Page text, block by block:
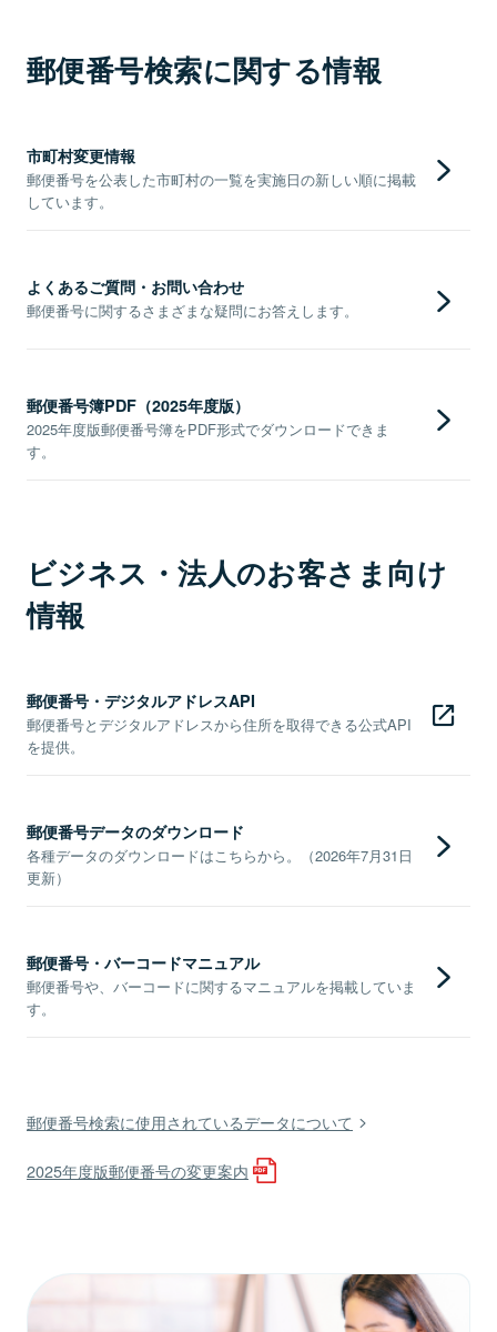
郵便番号検索に関する情報
市町村変更情報
郵便番号を公表した市町村の一覧を実施日の新しい順に掲載
しています。
よくあるご質問・お問い合わせ
郵便番号に関するさまざまな疑問にお答えします。
郵便番号簿PDF（2025年度版）
2025年度版郵便番号簿をPDF形式でダウンロードできま
す。
ビジネス・法人のお客さま向け
情報
郵便番号・デジタルアドレスAPI
郵便番号とデジタルアドレスから住所を取得できる公式API
を提供。
郵便番号データのダウンロード
各種データのダウンロードはこちらから。（2026年7月31日
更新）
郵便番号・バーコードマニュアル
郵便番号や、バーコードに関するマニュアルを掲載していま
す。
郵便番号検索に使用されているデータについて
2025年度版郵便番号の変更案内